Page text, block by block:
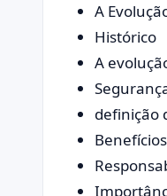
A
Histórico
A
definição